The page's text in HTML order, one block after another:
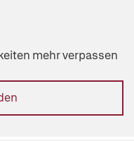
mehr verpassen